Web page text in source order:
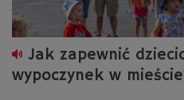
Jak zapewnić
wypoczynek w